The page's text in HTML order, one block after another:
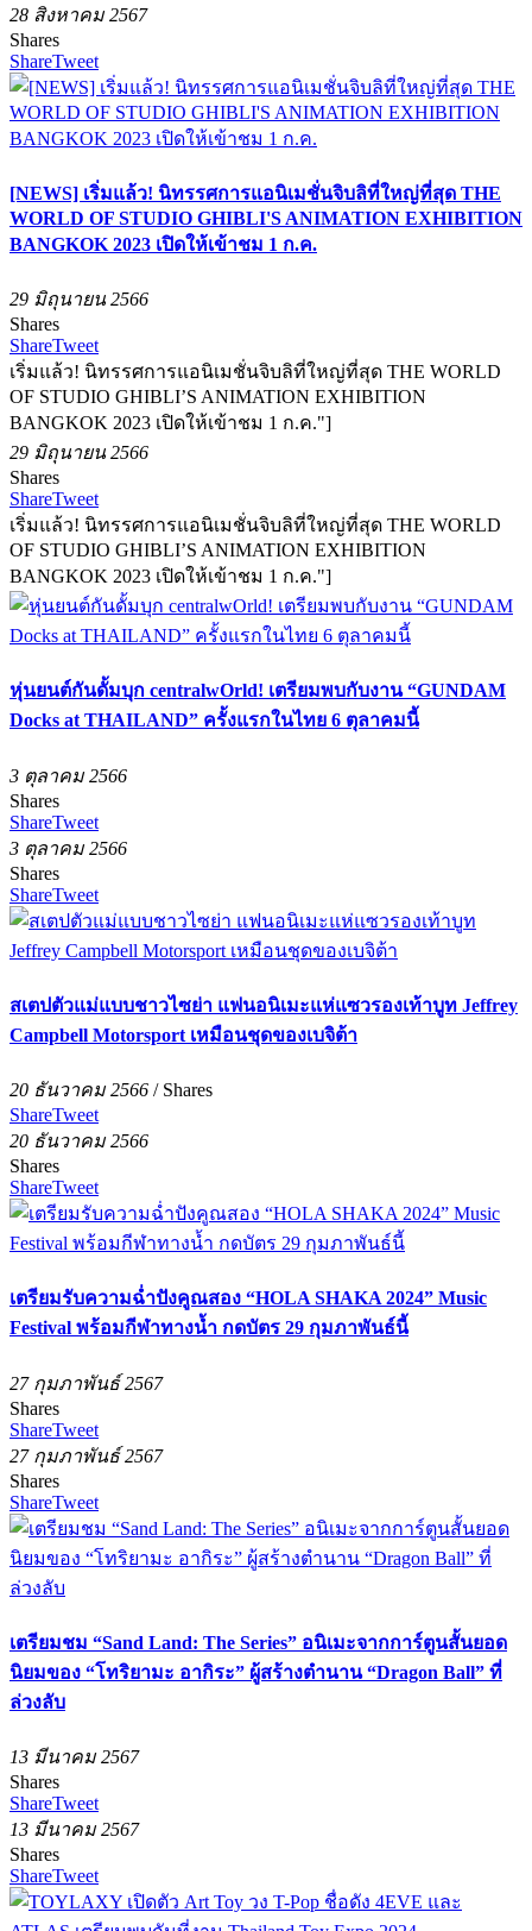
28 สิงหาคม 2567
Shares
ShareTweet
[NEWS] เริ่มแล้ว! นิทรรศการแอนิเมชั่นจิบลิที่ใหญ่ที่สุด THE
WORLD OF STUDIO GHIBLI'S ANIMATION EXHIBITION
BANGKOK 2023 เปิดให้เข้าชม 1 ก.ค.
29 มิถุนายน 2566
Shares
ShareTweet
เริ่มแล้ว! นิทรรศการแอนิเมชั่นจิบลิที่ใหญ่ที่สุด THE WORLD
OF STUDIO GHIBLI’S ANIMATION EXHIBITION
BANGKOK 2023 เปิดให้เข้าชม 1 ก.ค."]
29 มิถุนายน 2566
Shares
ShareTweet
เริ่มแล้ว! นิทรรศการแอนิเมชั่นจิบลิที่ใหญ่ที่สุด THE WORLD
OF STUDIO GHIBLI’S ANIMATION EXHIBITION
BANGKOK 2023 เปิดให้เข้าชม 1 ก.ค."]
หุ่นยนต์กันดั้มบุก centralwOrld! เตรียมพบกับงาน “GUNDAM
Docks at THAILAND” ครั้งแรกในไทย 6 ตุลาคมนี้
3 ตุลาคม 2566
Shares
ShareTweet
3 ตุลาคม 2566
Shares
ShareTweet
สเตปตัวแม่แบบชาวไซย่า แฟนอนิเมะแห่แซวรองเท้าบูท Jeffrey
Campbell Motorsport เหมือนชุดของเบจิต้า
20 ธันวาคม 2566 / Shares
ShareTweet
20 ธันวาคม 2566
Shares
ShareTweet
เตรียมรับความฉ่ำปังคูณสอง “HOLA SHAKA 2024” Music
Festival พร้อมกีฬาทางน้ำ กดบัตร 29 กุมภาพันธ์นี้
27 กุมภาพันธ์ 2567
Shares
ShareTweet
27 กุมภาพันธ์ 2567
Shares
ShareTweet
เตรียมชม “Sand Land: The Series” อนิเมะจากการ์ตูนสั้นยอด
นิยมของ “โทริยามะ อากิระ” ผู้สร้างตำนาน “Dragon Ball” ที่
ล่วงลับ
13 มีนาคม 2567
Shares
ShareTweet
13 มีนาคม 2567
Shares
ShareTweet